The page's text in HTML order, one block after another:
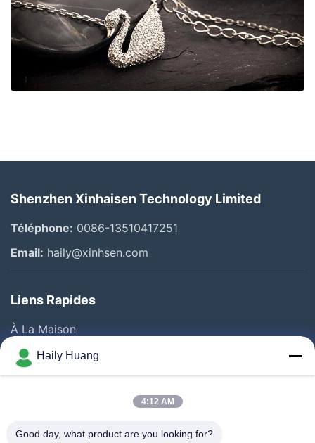
Shenzhen Xinhaisen Technology Limited
Téléphone: 0086-13510417251
Email: haily@xinhsen.com
Liens Rapides
À La Maison
Produits
Vidéos
Visite D'usine
Haily Huang
4:12 AM
Good day, what product are you looking for?